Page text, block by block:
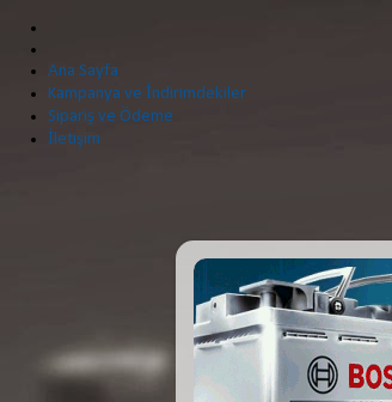
Ana Sayfa
Kampanya ve İndirimdekiler
Sipariş ve Ödeme
İletişim